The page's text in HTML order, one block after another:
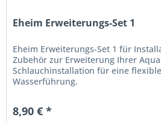
Eheim Erweiterungs-Set 1
Eheim Erweiterungs-Set 1 für
Zubehör zur Erweiterung Ihrer
Schlauchinstallation für eine
Wasserführung.
8,90 € *